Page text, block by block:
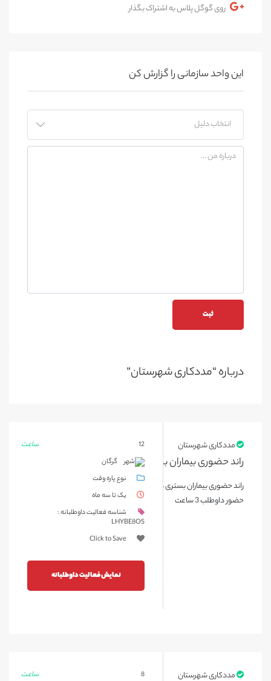
روی گوگل پلاس به اشتراک بگذار
این واحد سازمانی را گزارش کن
درباره “مددکاری شهرستان”
مددکاری شهرستان
راند حضوری بیماران بستری در بخش آنکولوژی بیمارستان طالقانی گرگان، مدت زمان
حضور داوطلب 3 ساعت
ساعت
12
گرگان
نوع پاره وقت
یک تا سه ماه
شناسه فعالیت داوطلبانه :
LHYBE8OS
Click to Save
نمایش فعالیت داوطلبانه
مددکاری شهرستان ساعت 8